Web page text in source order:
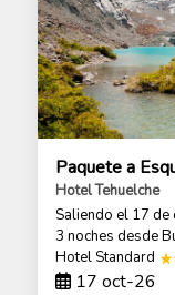
Paquete a
Hotel Tehuelche
Saliendo el 17 de
3 nochesdesde
Hotel Standard
17 oct-26